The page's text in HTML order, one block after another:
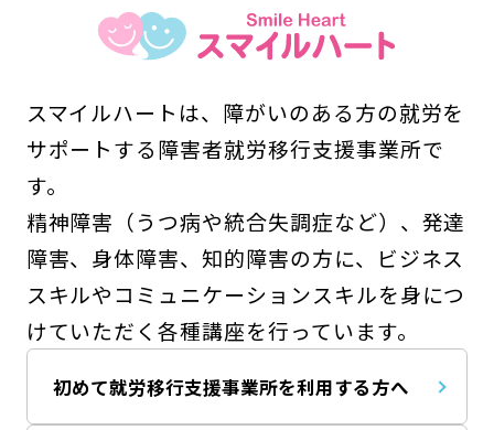
スマイルハートは、障がいのある方の就労を
サポートする障害者就労移行支援事業所で
す。
精神障害（うつ病や統合失調症など）、発達
障害、身体障害、知的障害の方に、ビジネス
スキルやコミュニケーションスキルを身につ
けていただく各種講座を行っています。
初めて就労移行支援事業所を利用する方へ